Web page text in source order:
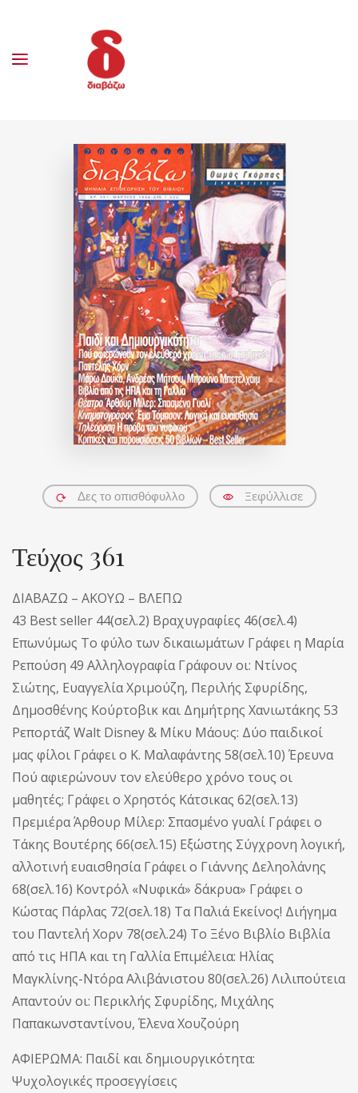
Δες το οπισθόφυλλο Ξεφύλλισε
Τεύχος 361
ΔΙΑΒΑΖΩ – ΑΚΟΥΩ – ΒΛΕΠΩ
43 Best seller 44(σελ.2) Βραχυγραφίες 46(σελ.4)
Επωνύμως Το φύλο των δικαιωμάτων Γράφει η Μαρία
Ρεπούση 49 Αλληλογραφία Γράφουν οι: Ντίνος
Σιώτης, Ευαγγελία Χριμούζη, Περιλής Σφυρίδης,
Δημοσθένης Κούρτοβικ και Δημήτρης Χανιωτάκης 53
Ρεπορτάζ Walt Disney & Μίκυ Μάους: Δύο παιδικοί
μας φίλοι Γράφει ο Κ. Μαλαφάντης 58(σελ.10) Έρευνα
Πού αφιερώνουν τον ελεύθερο χρόνο τους οι
μαθητές; Γράφει ο Χρηστός Κάτσικας 62(σελ.13)
Πρεμιέρα Άρθουρ Μίλερ: Σπασμένο γυαλί Γράφει ο
Τάκης Βουτέρης 66(σελ.15) Εξώστης Σύγχρονη λογική,
αλλοτινή ευαισθησία Γράφει ο Γιάννης Δεληολάνης
68(σελ.16) Κοντρόλ «Νυφικά» δάκρυα» Γράφει ο
Κώστας Πάρλας 72(σελ.18) Τα Παλιά Εκείνος! Διήγημα
του Παντελή Χορν 78(σελ.24) Το Ξένο Βιβλίο Βιβλία
από τις ΗΠΑ και τη Γαλλία Επιμέλεια: Ηλίας
Μαγκλίνης-Ντόρα Αλιβάνιστου 80(σελ.26) Λιλιπούτεια
Απαντούν οι: Περικλής Σφυρίδης, Μιχάλης
Παπακωνσταντίνου, Έλενα Χουζούρη
ΑΦΙΕΡΩΜΑ: Παιδί και δημιουργικότητα:
Ψυχολογικές προσεγγίσεις